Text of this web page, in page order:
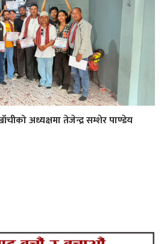
अध्यक्षमा तेजेन्द्र सम्शेर पाण्डेय